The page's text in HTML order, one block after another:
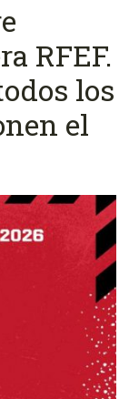
RFEF.
los
el